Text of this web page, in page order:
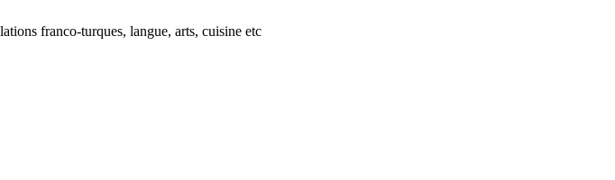
franco-turques, langue, arts, cuisine etc